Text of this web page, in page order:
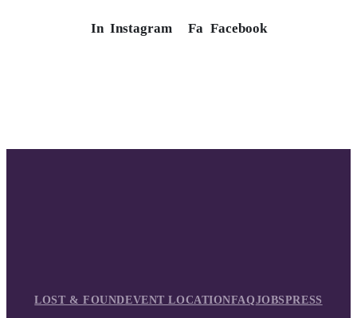
In Instagram Fa Facebook
LOST & FOUNDEVENT LOCATIONFAQJOBSPRESS